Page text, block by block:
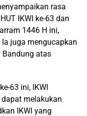
rasa
IKWI ke-63 dan
1446 H ini,
juga mengucapkan
Bandung atas
63 ini, IKWI
melakukan
IKWI yang